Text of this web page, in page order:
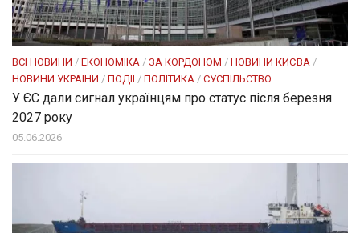
ВСІ НОВИНИ / ЕКОНОМІКА / ЗА КОРДОНОМ / НОВИНИ КИЄВА /
НОВИНИ УКРАЇНИ / ПОДІЇ / ПОЛІТИКА / СУСПІЛЬСТВО
У ЄС дали сигнал українцям про статус після березня
2027 року
05.06.2026